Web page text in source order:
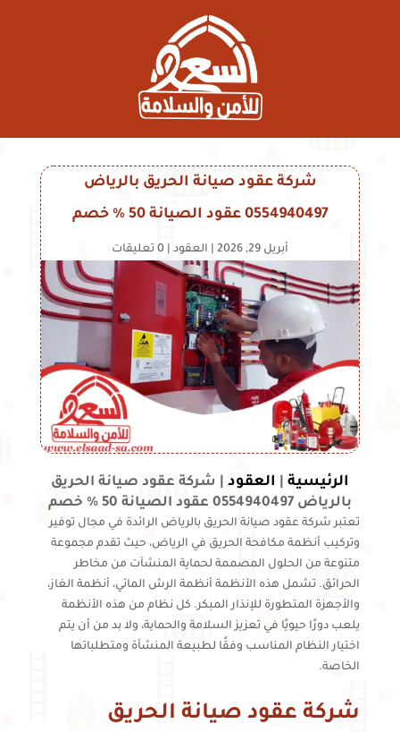
شركة عقود صيانة الحريق بالرياض
0554940497 عقود الصيانة 50 % خصم
أبريل 29, 2026 العقود 0 تعليقات
الرئيسية العقود
شركة عقود صيانة الحريق
بالرياض 0554940497 عقود الصيانة 50 % خصم
تعتبر شركة عقود صيانة الحريق بالرياض الرائدة في مجال توفير
وتركيب أنظمة مكافحة الحريق في الرياض، حيث تقدم مجموعة
متنوعة من الحلول المصممة لحماية المنشآت من مخاطر
الحرائق. تشمل هذه الأنظمة أنظمة الرش المائي، أنظمة الغاز،
والأجهزة المتطورة للإنذار المبكر. كل نظام من هذه الأنظمة
يلعب دورًا حيويًا في تعزيز السلامة والحماية، ولا بد من أن يتم
اختيار النظام المناسب وفقًا لطبيعة المنشأة ومتطلباتها
الخاصة.
شركة عقود صيانة الحريق